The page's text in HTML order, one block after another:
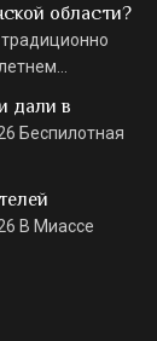
области?
дали в
Беспилотная
В Миассе